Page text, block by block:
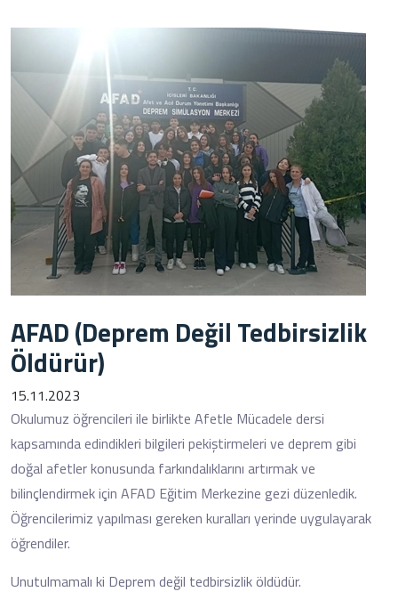
AFAD (Deprem Değil Tedbirsizlik
Öldürür)
15.11.2023
Okulumuz öğrencileri ile birlikte Afetle Mücadele dersi
kapsamında edindikleri bilgileri pekiştirmeleri ve deprem gibi
doğal afetler konusunda farkındalıklarını artırmak ve
bilinçlendirmek için AFAD Eğitim Merkezine gezi düzenledik.
Öğrencilerimiz yapılması gereken kuralları yerinde uygulayarak
öğrendiler.
Unutulmamalı ki Deprem değil tedbirsizlik öldüdür.